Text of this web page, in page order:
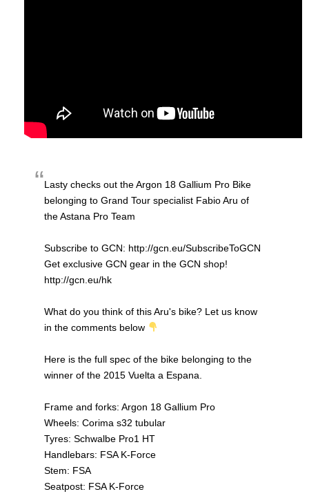
Lasty checks out the Argon 18 Gallium Pro Bike
belonging to Grand Tour specialist Fabio Aru of
the Astana Pro Team
Subscribe to GCN: http://gcn.eu/SubscribeToGCN
Get exclusive GCN gear in the GCN shop!
http://gcn.eu/hk
What do you think of this Aru's bike? Let us know
in the comments below
Here is the full spec of the bike belonging to the
winner of the 2015 Vuelta a Espana.
Frame and forks: Argon 18 Gallium Pro
Wheels: Corima s32 tubular
Tyres: Schwalbe Pro1 HT
Handlebars: FSA K-Force
Stem: FSA
Seatpost: FSA K-Force